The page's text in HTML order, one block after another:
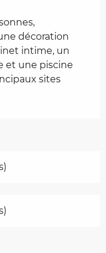
décoration
intime, un
et une piscine
sites